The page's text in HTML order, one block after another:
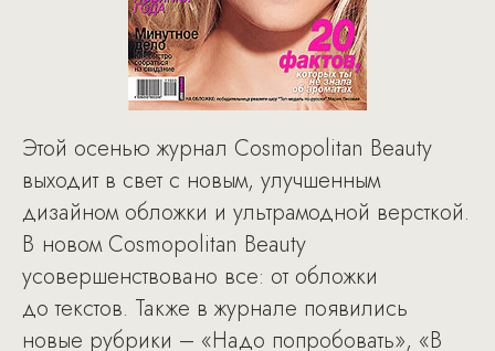
Этой осенью журнал Cosmopolitan Beauty
выходит в свет с новым, улучшенным
дизайном обложки и ультрамодной версткой.
В новом Cosmopolitan Beauty
усовершенствовано все: от обложки
до текстов. Также в журнале появились
новые рубрики – «Надо попробовать», «В